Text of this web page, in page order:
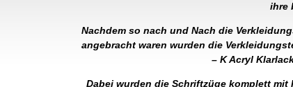
ihre
Nachdem so nach und Nach die
angebracht waren wurden die
– K Acryl
Dabei wurden die Schriftzüge komplett